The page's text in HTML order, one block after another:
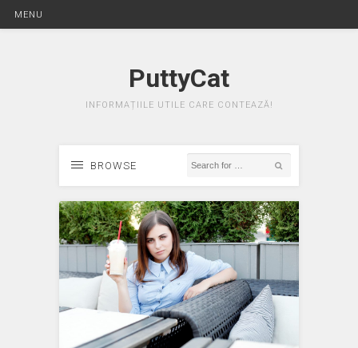
MENU
PuttyCat
INFORMAȚIILE UTILE CARE CONTEAZĂ!
BROWSE